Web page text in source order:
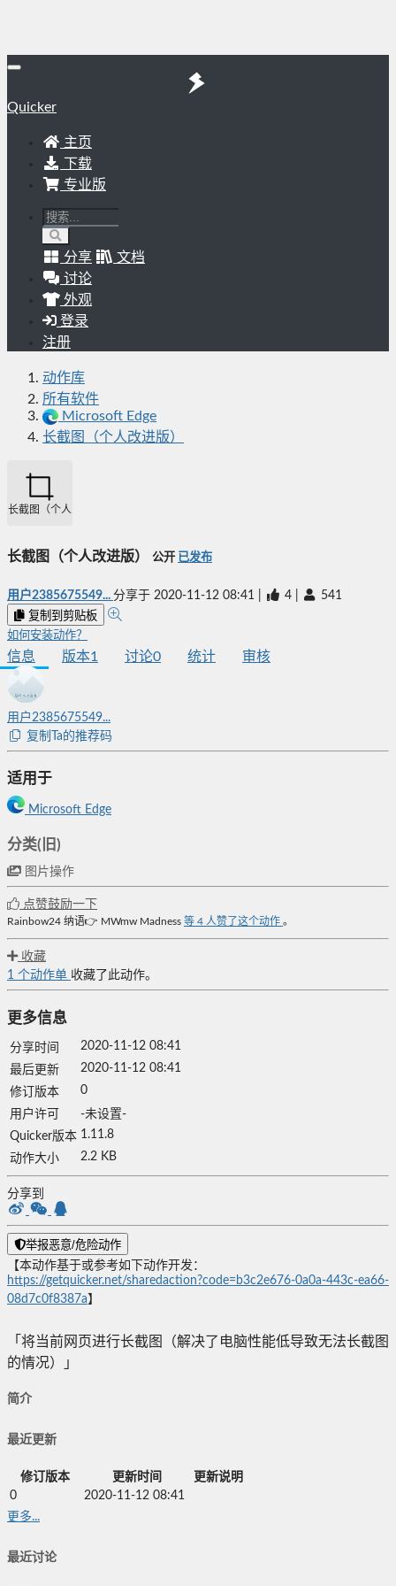
Quicker
主页
下载
专业版
分享
文档
讨论
外观
登录
注册
动作库
所有软件
Microsoft Edge
长截图（个人改进版）
长截图（个人改进版）
长截图（个人改进版） 公开 已发布
用户2385675549... 分享于 2020-11-12 08:41 4 541
复制到剪贴板
如何安装动作？
信息 版本1 讨论0 统计 审核
用户2385675549...
复制Ta的推荐码
适用于
Microsoft Edge
分类(旧)
图片操作
点赞鼓励一下
Rainbow24 纳语👉 MWmw Madness 等 4 人赞了这个动作 。
收藏
1 个动作单 收藏了此动作。
更多信息
分享时间
2020-11-12 08:41
最后更新
2020-11-12 08:41
修订版本
0
用户许可
-未设置-
Quicker版本 1.11.8
动作大小
2.2 KB
分享到
举报恶意/危险动作
【本动作基于或参考如下动作开发：
https://getquicker.net/sharedaction?code=b3c2e676-0a0a-443c-ea66-
08d7c0f8387a 】
「将当前网页进行长截图（解决了电脑性能低导致无法长截图
的情况）」
简介
最近更新
修订版本 更新时间
更新说明
0
2020-11-12 08:41
更多...
最近讨论